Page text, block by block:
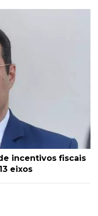
incentivos fiscais
eixos